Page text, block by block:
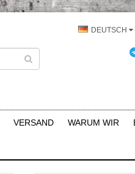
DEUTSCH
VERSAND WARUM WIR